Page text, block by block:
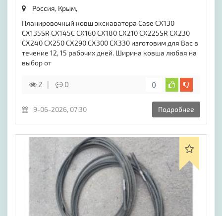
Россия, Крым,
Планировочный ковш экскаватора Case CX130
CX135SR CX145C CX160 CX180 CX210 CX225SR CX230
CX240 CX250 CX290 CX300 CX330 изготовим для Вас в
течение 12, 15 рабочих дней. Ширина ковша любая на
выбор от
2 0 0
9-06-2026, 07:30 Подробнее